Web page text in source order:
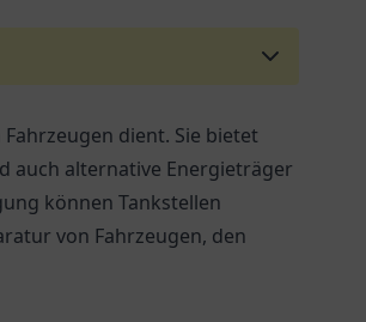
dient. Sie bietet
auch alternative Energieträger
können Tankstellen
von Fahrzeugen, den